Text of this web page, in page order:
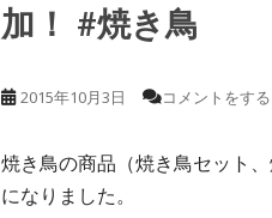
加！ #焼き鳥
2015年10月3日 コメントをする
焼き鳥の商品（焼き鳥セット
になりました。